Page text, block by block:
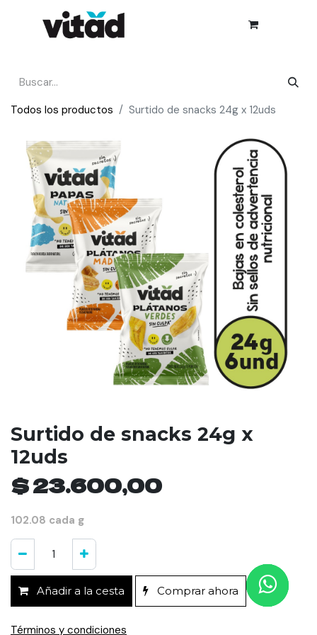
Todos los productos Surtido de snacks 24g x 12uds
Surtido de snacks 24g x
12uds
$23.600,00
102.08 cada g
Añadir a la cesta Comprar ahora
Términos y condiciones